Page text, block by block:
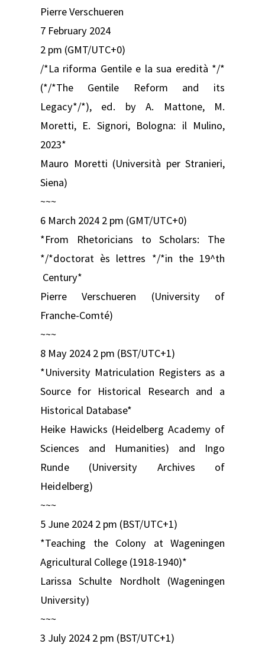
Pierre Verschueren
7 February 2024
2 pm (GMT/UTC+0)
/*La riforma Gentile e la sua eredità */*
(*/*The Gentile Reform and its
Legacy*/*), ed. by A. Mattone, M.
Moretti, E. Signori, Bologna: il Mulino,
2023​*
Mauro Moretti (Università per Stranieri,
Siena)
~~~
6 March 2024 2 pm (GMT/UTC+0)
*From Rhetoricians to Scholars: The
*/*doctorat ès lettres */*in the 19^th
Century*
Pierre Verschueren (University of
Franche-Comté)
~~~
8 May 2024 2 pm (BST/UTC+1)
*University Matriculation Registers as a
Source for Historical Research and a
Historical Database*
Heike Hawicks (Heidelberg Academy of
Sciences and Humanities) and Ingo
Runde (University Archives of
Heidelberg)
~~~
5 June 2024 2 pm (BST/UTC+1)
*Teaching the Colony at Wageningen
Agricultural College (1918-1940)​*
Larissa Schulte Nordholt (Wageningen
University)
~~~
3 July 2024 2 pm (BST/UTC+1)